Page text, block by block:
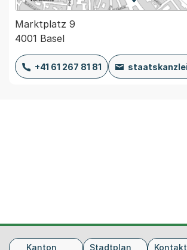
Marktplatz 9
4001 Basel
+41 61 267 81 81
FusszeileKanton Stadtplan